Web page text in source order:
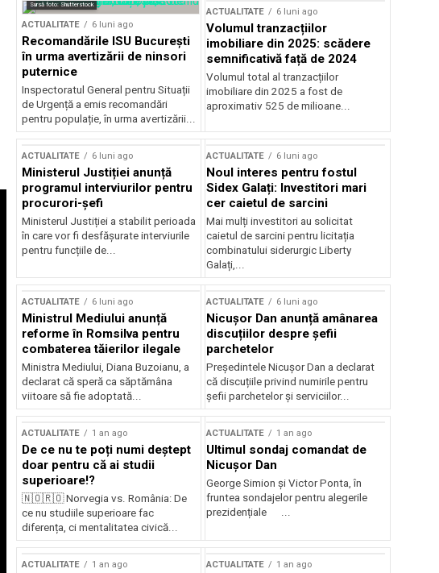
Sursă foto: Shutterstock
ACTUALITATE 6 luni ago
Recomandările ISU București
în urma avertizării de ninsori
puternice
Inspectoratul General pentru Situații
de Urgență a emis recomandări
pentru populație, în urma avertizării...
ACTUALITATE 6 luni ago
Volumul tranzacțiilor
imobiliare din 2025: scădere
semnificativă față de 2024
Volumul total al tranzacțiilor
imobiliare din 2025 a fost de
aproximativ 525 de milioane...
ACTUALITATE 6 luni ago
Ministerul Justiției anunță
programul interviurilor pentru
procurori-șefi
Ministerul Justiției a stabilit perioada
în care vor fi desfășurate interviurile
pentru funcțiile de...
ACTUALITATE 6 luni ago
Noul interes pentru fostul
Sidex Galați: Investitori mari
cer caietul de sarcini
Mai mulți investitori au solicitat
caietul de sarcini pentru licitația
combinatului siderurgic Liberty
Galați,...
ACTUALITATE 6 luni ago
Ministrul Mediului anunță
reforme în Romsilva pentru
combaterea tăierilor ilegale
Ministra Mediului, Diana Buzoianu, a
declarat că speră ca săptămâna
viitoare să fie adoptată...
ACTUALITATE 6 luni ago
Nicușor Dan anunță amânarea
discuțiilor despre șefii
parchetelor
Președintele Nicușor Dan a declarat
că discuțiile privind numirile pentru
șefii parchetelor și serviciilor...
ACTUALITATE 1 an ago
De ce nu te poți numi deștept
doar pentru că ai studii
superioare!?
🇳🇴🇷🇴 Norvegia vs. România: De
ce nu studiile superioare fac
diferența, ci mentalitatea civică...
ACTUALITATE 1 an ago
Ultimul sondaj comandat de
Nicușor Dan
George Simion și Victor Ponta, în
fruntea sondajelor pentru alegerile
prezidențiale ...
ACTUALITATE 1 an ago ACTUALITATE 1 an ago